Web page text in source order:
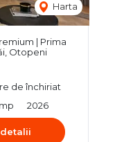
Harta
| Prima
Otopeni
de închiriat
2026